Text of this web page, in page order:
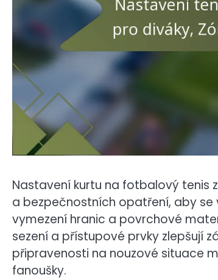
Nastavení kurtu na fotbalový tenis
a bezpečnostních opatření, aby
vymezení hranic a povrchové
sezení a přístupové prvky zlepšují
připravenosti na nouzové situace
fanoušky.